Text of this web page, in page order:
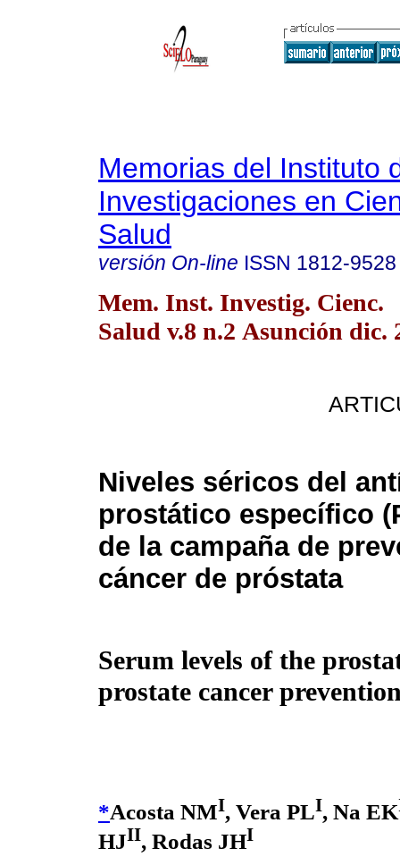
Memorias del Instituto
Investigaciones en
Salud
versión On-line ISSN 1812-9528
Mem. Inst. Investig. Cienc.
Salud v.8 n.2 Asunción dic.
Niveles séricos del
prostático específico
de la campaña de
cáncer de próstata
Serum levels of the
prostate cancer
*Acosta NMI, Vera PLI, Na EK
HJII, Rodas JHI